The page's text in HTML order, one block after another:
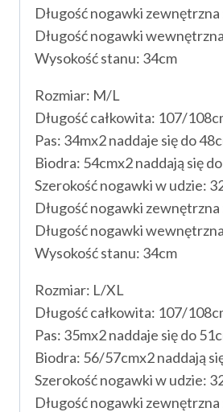
Długość nogawki zewnętrzna
Długość nogawki
Wysokość stanu: 34cm
Rozmiar: M/L
Długość całkowita: 107/
Pas: 34mx2 naddaje się do
Biodra: 54cmx2 naddają się
Szerokość nogawki w udzie:
Długość nogawki zewnętrzna
Długość nogawki
Wysokość stanu: 34cm
Rozmiar: L/XL
Długość całkowita: 107/
Pas: 35mx2 naddaje się do
Biodra: 56/57cmx2 naddają
Szerokość nogawki w udzie:
Długość nogawki zewnętrzna